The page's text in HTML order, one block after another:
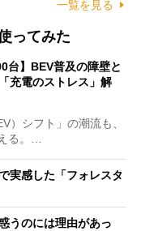
一覧を見る
ってみた
台】BEV普及の障壁と
充電のストレス」解
）シフト」の潮流も、
る。…
実感した「フォレスタ
うのには理由があっ